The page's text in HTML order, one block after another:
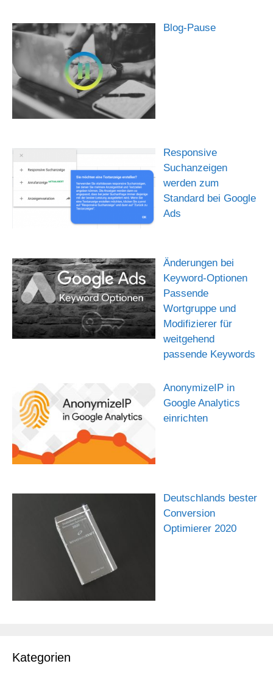
Blog-Pause
Responsive
Suchanzeigen
werden zum
Standard bei Google
Ads
Änderungen bei
Keyword-Optionen
Passende
Wortgruppe und
Modifizierer für
weitgehend
passende Keywords
AnonymizeIP in
Google Analytics
einrichten
Deutschlands bester
Conversion
Optimierer 2020
Kategorien